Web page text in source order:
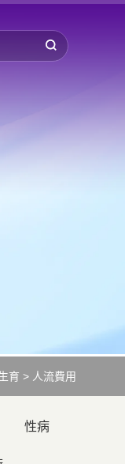
育 > 人流費用
性病